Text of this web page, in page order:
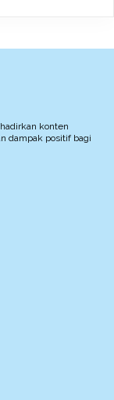
konten
dampak positif bagi